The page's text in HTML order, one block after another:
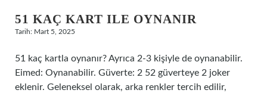
51 KAÇ KART ILE OYNANIR
Tarih: Mart 5, 2025
51 kaç kartla oynanır? Ayrıca 2-3 kişiyle de oynanabilir.
Eimed: Oynanabilir. Güverte: 2 52 güverteye 2 joker
eklenir. Geleneksel olarak, arka renkler tercih edilir,